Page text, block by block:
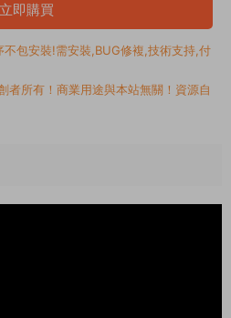
立即購買
包安裝!需安裝,BUG修複,技術支持,付
者所有！商業用途與本站無關！資源自